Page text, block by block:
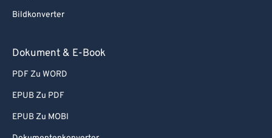
Bildkonverter
Dokument & E-Book
PDF Zu WORD
EPUB Zu PDF
EPUB Zu MOBI